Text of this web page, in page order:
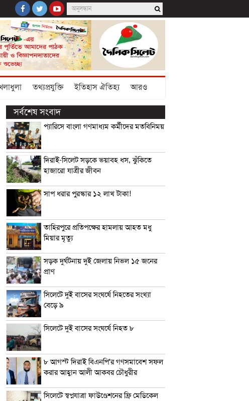
তথ্যপ্রযুক্তি ইতিহাস ঐতিহ্য আরও
সর্বশেষ সংবাদ
প্যারিসে বাংলা গণমাধ্যম কর্মীদের মতবিনিময়
দিরাই-সিলেট সড়কে ভয়াবহ ধস, ঝুঁকিতে
হাজারো যাত্রীর জীবন
সাপ ধরার পুরস্কার ১২ লাখ টাকা!
তাহিরপুরে প্রতিপক্ষের হামলায় আহত মধু
মিয়ার মৃত্যু
সড়ক দুর্ঘটনায় দুই জেলায় নিভল ১৫ জনের
প্রাণ
সিলেটে দুই বাসের সংঘর্ষে নিহতের সংখ্যা
বেড়ে ৯
সিলেটে দুই বাসের সংঘর্ষে নিহত ৮
৮ আগস্ট দিরাই বিএনপি’র গণসমাবেশ সফল
করার আহ্বান আলী আকবর চৌধুরীর
সিলেটে স্বপ্নযাত্রা ফাউণ্ডেশনের ফ্রি মেডিকেল